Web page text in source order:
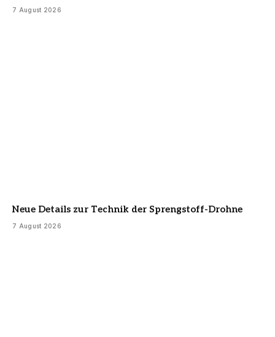
7 August 2026
Neue Details zur Technik der Sprengstoff-Drohne
7 August 2026